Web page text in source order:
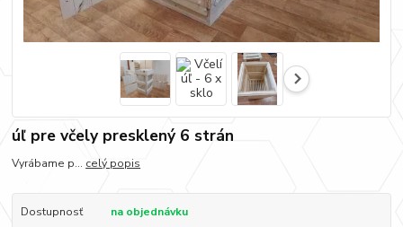
úľ pre včely presklený 6 strán
Vyrábame p... celý popis
Dostupnosť
na objednávku